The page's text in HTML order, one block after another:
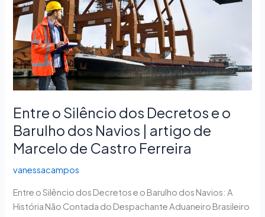
Entre o Silêncio dos Decretos e o
Barulho dos Navios | artigo de
Marcelo de Castro Ferreira
vanessacampos
Entre o Silêncio dos Decretos e o Barulho dos Navios: A
História Não Contada do Despachante Aduaneiro Brasileiro
e
o
Barulho
dos
Navios
|
de
Marcelo
de
Castro